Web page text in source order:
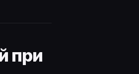
при